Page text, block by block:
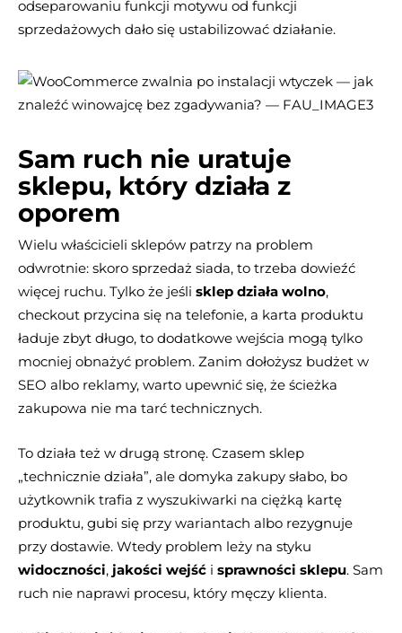
odseparowaniu funkcji motywu od funkcji
sprzedażowych dało się ustabilizować działanie.
Sam ruch nie uratuje
sklepu, który działa z
oporem
Wielu właścicieli sklepów patrzy na problem
odwrotnie: skoro sprzedaż siada, to trzeba dowieźć
więcej ruchu. Tylko że jeśli sklep działa wolno,
checkout przycina się na telefonie, a karta produktu
ładuje zbyt długo, to dodatkowe wejścia mogą tylko
mocniej obnażyć problem. Zanim dołożysz budżet w
SEO albo reklamy, warto upewnić się, że ścieżka
zakupowa nie ma tarć technicznych.
To działa też w drugą stronę. Czasem sklep
„technicznie działa”, ale domyka zakupy słabo, bo
użytkownik trafia z wyszukiwarki na ciężką kartę
produktu, gubi się przy wariantach albo rezygnuje
przy dostawie. Wtedy problem leży na styku
widoczności, jakości wejść i sprawności sklepu. Sam
ruch nie naprawi procesu, który męczy klienta.